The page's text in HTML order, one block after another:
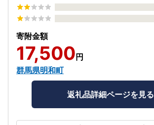
寄附金額
17,500円
群馬県明和町
返礼品詳細ページを見る